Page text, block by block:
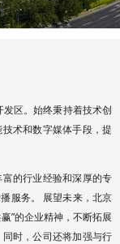
区。始终秉持着技术创
术和数字媒体手段，提
的行业经验和深厚的专
服务。 展望未来，北京
”的企业精神，不断拓展
时，公司还将加强与行